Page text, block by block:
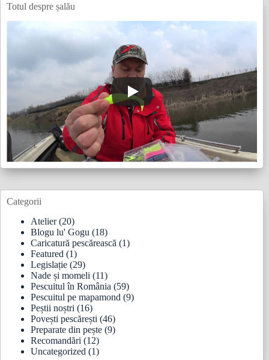
Totul despre șalău
Categorii
Atelier(20)
Blogu lu' Gogu (18)
Caricatură pescărească (1)
Featured (1)
Legislație (29)
Nade și momeli (11)
Pescuitul în România (59)
Pescuitul pe mapamond (9)
Peștii noștri (16)
Povești pescărești (46)
Preparate din pește (9)
Recomandări (12)
Uncategorized (1)